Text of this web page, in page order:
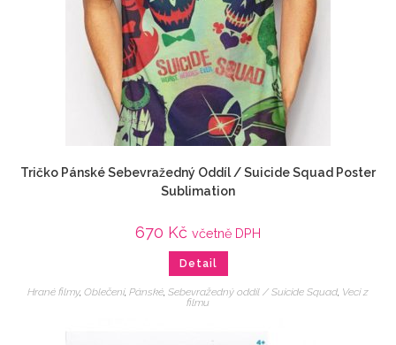
Tričko Pánské Sebevražedný Oddíl / Suicide Squad Poster
Sublimation
670 Kč včetně DPH
Detail
Hrané filmy, Oblečení, Pánské, Sebevražedný oddíl / Suicide Squad, Veci z
filmu